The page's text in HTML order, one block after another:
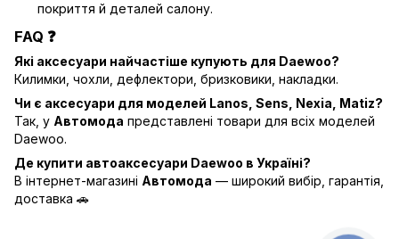
покриття й деталей салону.
FAQ ❓
Які аксесуари найчастіше купують для Daewoo?
Килимки, чохли, дефлектори, бризковики, накладки.
Чи є аксесуари для моделей Lanos, Sens, Nexia, Matiz?
Так, у Автомода представлені товари для всіх моделей
Daewoo.
Де купити автоаксесуари Daewoo в Україні?
В інтернет-магазині Автомода — широкий вибір, гарантія,
доставка 🚗